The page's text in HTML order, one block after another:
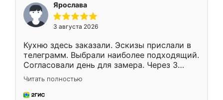
Ярослава
3 августа 2026
Кухню здесь заказали. Эскизы прислали в
телеграмм. Выбрали наиболее подходящий.
Согласовали день для замера. Через 3
недели кухня была уже готова. Остались
довольны работой. Спасибо Ренессанс
мебель за качественную работу!
Читать полностью